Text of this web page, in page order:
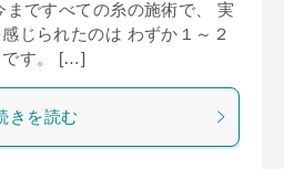
まですべての糸の施術で、 実
じられたのは わずか１～２
です。 […]
きを読む